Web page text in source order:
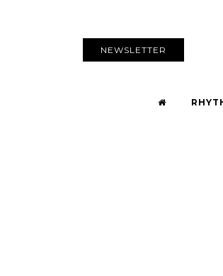
NEWSLETTER